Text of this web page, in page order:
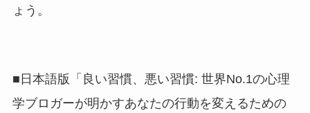
ょう。
■日本語版「良い習慣、悪い習慣: 世界No.1の心理
学ブロガーが明かすあなたの行動を変えるための